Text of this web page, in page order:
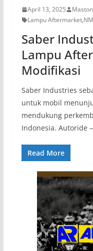
April 13, 2025
Maston
Lampu Aftermarket,
Saber
Lampu
Modifikasi
Saber Industries
untuk mobil
mendukung
Indonesia. Autoride
Read More